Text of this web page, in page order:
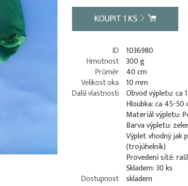
KOUPIT1 KS
ID 1036980
Hmotnost 300 g
Průměr 40 cm
Velikost oka 10 mm
Další vlastnosti Obvod výpletu: ca
Hloubka: ca 45-50
Materiál výpletu:
Barva výpletu:
Výplet vhodný jak
(trojúhelník)
Provedení sítě:
Skladem: 30 ks
Dostupnost skladem